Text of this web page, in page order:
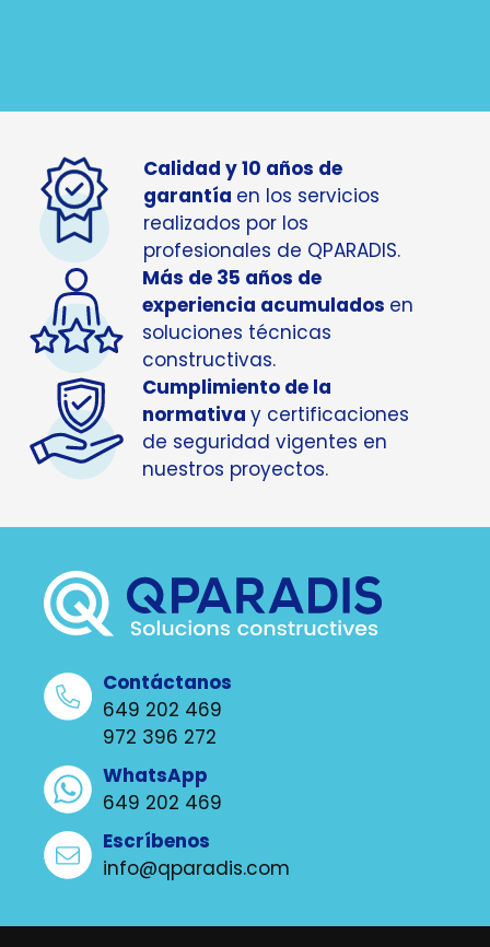
Calidad y 10 años de
garantía en los servicios
realizados por los
profesionales de QPARADIS.
Más de 35 años de
experiencia acumulados en
soluciones técnicas
constructivas.
Cumplimiento de la
normativa y certificaciones
de seguridad vigentes en
nuestros proyectos.
Contáctanos
649 202 469
972 396 272
WhatsApp
649 202 469
Escríbenos
info@qparadis.com